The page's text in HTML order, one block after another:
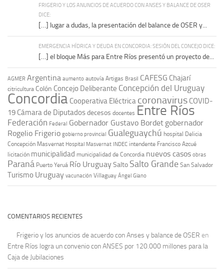
FRIGERIO Y LOS ANUNCIOS DE ACUERDO CON ANSES Y BALANCE DE OSER
DICE:
[…] lugar a dudas, la presentación del balance de OSER y...
EMERGENCIA HÍDRICA Y DEUDA EN CONCORDIA: SESIÓN DEL CONCEJO DICE:
[…] el bloque Más para Entre Ríos presentó un proyecto de...
AGMER Argentina aumento autovía Artigas Brasil CAFESG Chajarí
citricultura Colón Concejo Deliberante Concepción del Uruguay
Concordia Cooperativa Eléctrica coronavirus COVID-
19 Cámara de Diputadosdecesos docentes Entre Ríos
Federación Federal Gobernador Gustavo Bordet gobernador
Rogelio Frigerio gobierno provincial Gualeguaychú hospital Delicia
Concepción Masvernat Hospital Masvernat INDEC intendente Francisco Azcué
licitación municipalidad municipalidad de Concordia nuevos casos obras
Paraná Puerto Yeruá Río UruguaySalto Salto Grande San Salvador
Turismo Uruguay vacunación Villaguay Ángel Giano
COMENTARIOS RECIENTES
Frigerio y los anuncios de acuerdo con Anses y balance de OSER en
Entre Ríos logra un convenio con ANSES por 120.000 millones para la
Caja de Jubilaciones